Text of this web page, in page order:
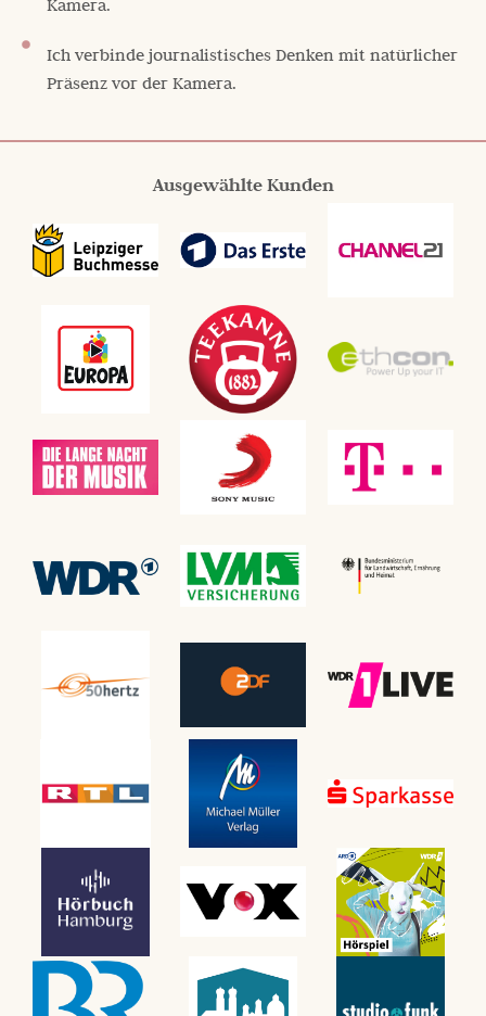
Ich verbinde journalistisches Denken mit natürlicher
Präsenz vor der Kamera.
Ausgewählte Kunden